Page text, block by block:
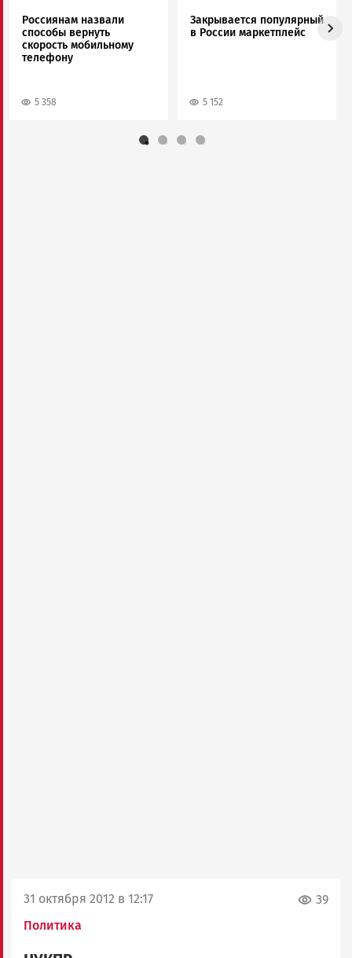
Россиянам назвали
способы вернуть
скорость мобильному
телефону
5 358
Закрывается популярный
в России маркетплейс
5 152
31 октября 2012 в 12:17
Политика
39